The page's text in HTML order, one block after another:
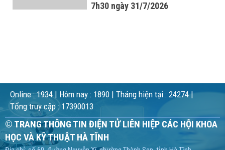
7h30 ngày 31/7/2026
Online :1934| Hôm nay : 1890 | Tháng hiện tại : 24274|
Tổng truy cập : 17390013
© TRANG THÔNG TIN ĐIỆN TỬ LIÊN HIỆP CÁC HỘI KHOA
HỌC VÀ KỸ THUẬT HÀ TĨNH